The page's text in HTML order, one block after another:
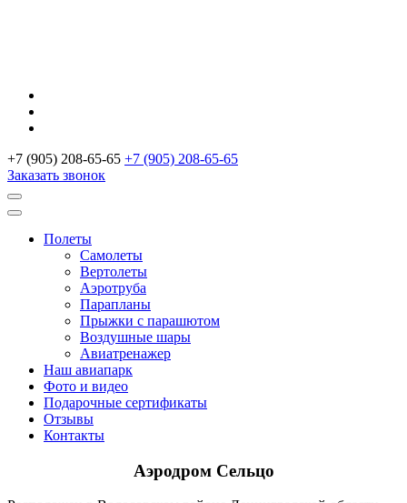
+7 (905) 208-65-65 +7 (905) 208-65-65
Заказать звонок
Полеты
Самолеты
Вертолеты
Аэротруба
Парапланы
Прыжки с парашютом
Воздушные шары
Авиатренажер
Наш авиапарк
Фото и видео
Подарочные сертификаты
Отзывы
Контакты
Аэродром Сельцо